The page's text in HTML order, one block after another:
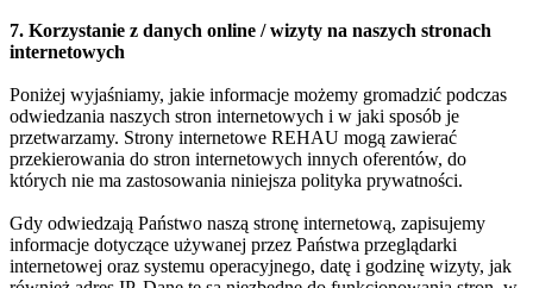
7. Korzystanie z danych online / wizyty na naszych stronach
internetowych
Poniżej wyjaśniamy, jakie informacje możemy gromadzić podczas
odwiedzania naszych stron internetowych i w jaki sposób je
przetwarzamy. Strony internetowe REHAU mogą zawierać
przekierowania do stron internetowych innych oferentów, do
których nie ma zastosowania niniejsza polityka prywatności.
Gdy odwiedzają Państwo naszą stronę internetową, zapisujemy
informacje dotyczące używanej przez Państwa przeglądarki
internetowej oraz systemu operacyjnego, datę i godzinę wizyty, jak